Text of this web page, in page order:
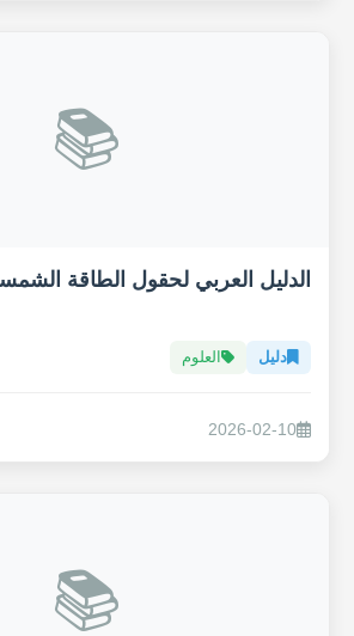
📚
الدليل العربي لحقول الطاقة
دليل العلوم
2026-02-10
📚